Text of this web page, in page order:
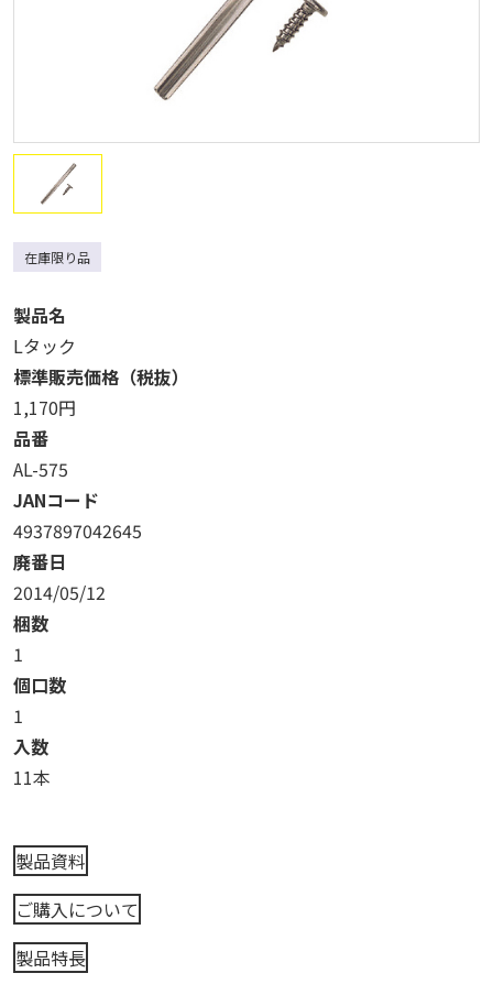
在庫限り品
製品名
Lタック
標準販売価格（税抜）
1,170円
品番
AL-575
JANコード
4937897042645
廃番日
2014/05/12
梱数
1
個口数
1
入数
11本
製品資料
ご購入について
製品特長